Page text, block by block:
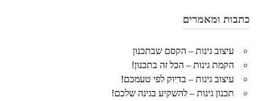
כתבות ומאמרים
עיצוב גינות – הקסם שבתכנון
הקמת גינות – הכל זה בתכנון!
עיצוב גינות – בדיוק לפי טעמכם!
תכנון גינות – להשקיע בגינה שלכם!